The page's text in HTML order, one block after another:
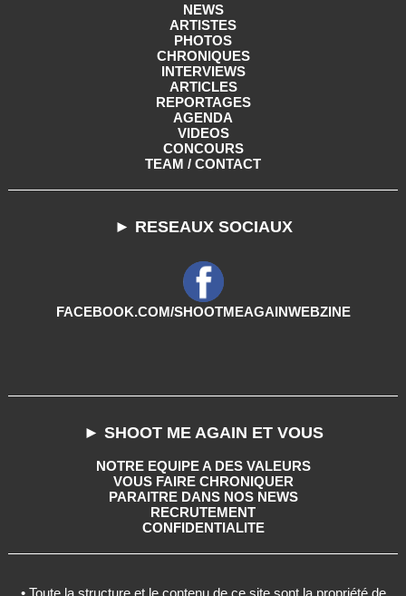
NEWS
ARTISTES
PHOTOS
CHRONIQUES
INTERVIEWS
ARTICLES
REPORTAGES
AGENDA
VIDEOS
CONCOURS
TEAM / CONTACT
► RESEAUX SOCIAUX
FACEBOOK.COM/SHOOTMEAGAINWEBZINE
► SHOOT ME AGAIN ET VOUS
NOTRE EQUIPE A DES VALEURS
VOUS FAIRE CHRONIQUER
PARAITRE DANS NOS NEWS
RECRUTEMENT
CONFIDENTIALITE
• Toute la structure et le contenu de ce site sont la propriété de